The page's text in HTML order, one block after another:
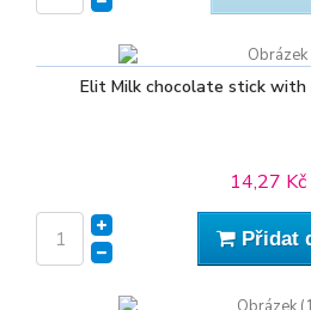
Elit Milk chocolate stick with
14,27 Kč
Přidat